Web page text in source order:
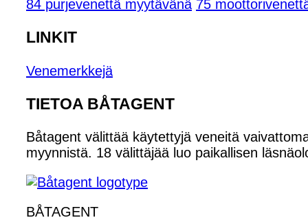
84 purjevenettä myytävänä 75
LINKIT
Venemerkkejä
TIETOA BÅTAGENT
Båtagent välittää käytettyjä veneitä
myynnistä. 18 välittäjää luo paikallisen
BÅTAGENT